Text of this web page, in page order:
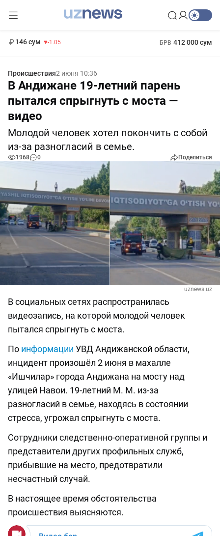
146 сум -1.05 БРВ 412 000 сум
Происшествия2 июня 10:36
В Андижане 19-летний парень
пытался спрыгнуть с моста —
видео
Молодой человек хотел покончить с собой
из-за разногласий в семье.
1968 0 Поделиться
uznews.uz
В социальных сетях распространилась
видеозапись, на которой молодой человек
пытался спрыгнуть с моста.
По информации УВД Андижанской области,
инцидент произошёл 2 июня в махалле
«Ишчилар» города Андижана на мосту над
улицей Навои. 19-летний М. М. из-за
разногласий в семье, находясь в состоянии
стресса, угрожал спрыгнуть с моста.
Сотрудники следственно-оперативной группы и
представители других профильных служб,
прибывшие на место, предотвратили
несчастный случай.
В настоящее время обстоятельства
происшествия выясняются.